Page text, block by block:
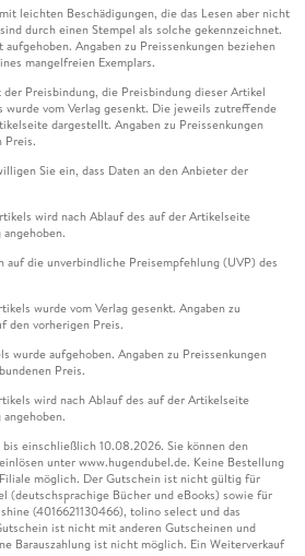
leichten Beschädigungen, die das Lesen aber nicht
durch einen Stempel als solche gekennzeichnet.
Angaben zu Preissenkungen beziehen
mangelfreien Exemplars.
Preisbindung, die Preisbindung dieser Artikel
wurde vom Verlag gesenkt. Die jeweils zutreffende
dargestellt. Angaben zu Preissenkungen
Preis.
Sie ein, dass Daten an den Anbieter der
wird nach Ablauf des auf der Artikelseite
auf die unverbindliche Preisempfehlung (UVP) des
wurde vom Verlag gesenkt. Angaben zu
den vorherigen Preis.
wurde aufgehoben. Angaben zu Preissenkungen
Preis.
wird nach Ablauf des auf der Artikelseite
einschließlich 10.08.2026. Sie können den
unter www.hugendubel.de. Keine Bestellung
möglich. Der Gutschein ist nicht gültig für
(deutschsprachige Bücher und eBooks) sowie für
(4016621130466), tolino select und das
ist nicht mit anderen Gutscheinen und
Barauszahlung ist nicht möglich. Ein Weiterverkauf